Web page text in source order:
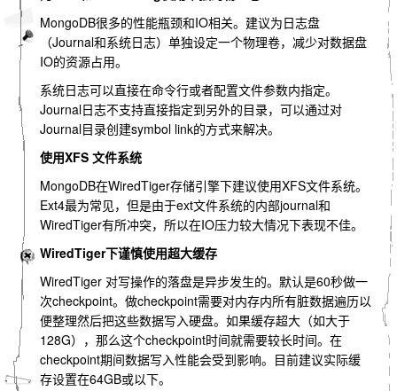
MongoDB很多的性能瓶颈和IO相关。建议为日志盘
（Journal和系统日志）单独设定一个物理卷，减少对数据盘
IO的资源占用。
系统日志可以直接在命令行或者配置文件参数内指定。
Journal日志不支持直接指定到另外的目录，可以通过对
Journal目录创建symbol link的方式来解决。
使用XFS 文件系统
MongoDB在WiredTiger存储引擎下建议使用XFS文件系统。
Ext4最为常见，但是由于ext文件系统的内部journal和
WiredTiger有所冲突，所以在IO压力较大情况下表现不佳。
WiredTiger下谨慎使用超大缓存
WiredTiger 对写操作的落盘是异步发生的。默认是60秒做一
次checkpoint。做checkpoint需要对内存内所有脏数据遍历以
便整理然后把这些数据写入硬盘。如果缓存超大（如大于
128G），那么这个checkpoint时间就需要较长时间。在
checkpoint期间数据写入性能会受到影响。目前建议实际缓
存设置在64GB或以下。